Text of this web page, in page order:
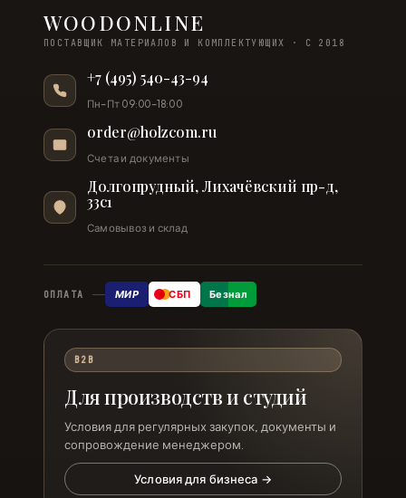
WOODONLINE
ПОСТАВЩИК МАТЕРИАЛОВ И КОМПЛЕКТУЮЩИХ · С 2018
+7 (495) 540-43-94
Пн–Пт 09:00–18:00
order@holzcom.ru
Счета и документы
Долгопрудный, Лихачёвский пр-д,
33с1
Самовывоз и склад
ОПЛАТА МИР СБП Безнал
B2B
Для производств и студий
Условия для регулярных закупок, документы и
сопровождение менеджером.
Условия для бизнеса →